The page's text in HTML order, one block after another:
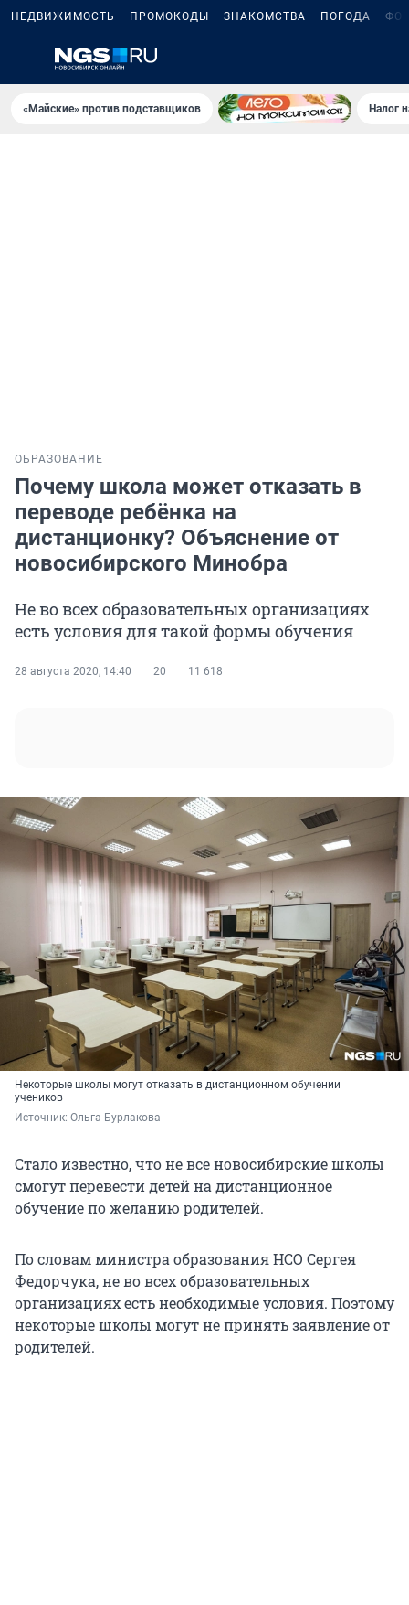
НЕДВИЖИМОСТЬ ПРОМОКОДЫ ЗНАКОМСТВА ПОГОДА
«Майские» против подставщиков Налог
ОБРАЗОВАНИЕ
Почему школа может отказать в
переводе ребёнка на
дистанционку? Объяснение от
новосибирского Минобра
Не во всех образовательных организациях
есть условия для такой формы обучения
28 августа 2020, 14:40 20 11 618
Некоторые школы могут отказать в дистанционном обучении
учеников
Источник: Ольга Бурлакова
Стало известно, что не все новосибирские школы
смогут перевести детей на дистанционное
обучение по желанию родителей.
По словам министра образования НСО Сергея
Федорчука, не во всех образовательных
организациях есть необходимые условия. Поэтому
некоторые школы могут не принять заявление от
родителей.